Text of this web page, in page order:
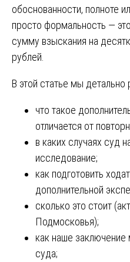
обоснованности, полноте
просто формальность —
сумму взыскания на
рублей.
В этой статье мы детально
что такое
отличается от
в каких случаях суд
исследование;
как подготовить
дополнительной
сколько это стоит
Подмосковья);
как наше
суда;